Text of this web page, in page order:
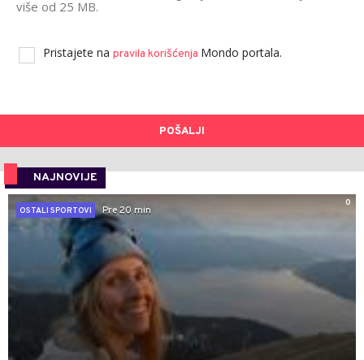
više od 25 MB.
Pristajete na pravila korišćenja Mondo portala.
POŠALJI
NAJNOVIJE
0
OSTALI SPORTOVI
Pre 20 min